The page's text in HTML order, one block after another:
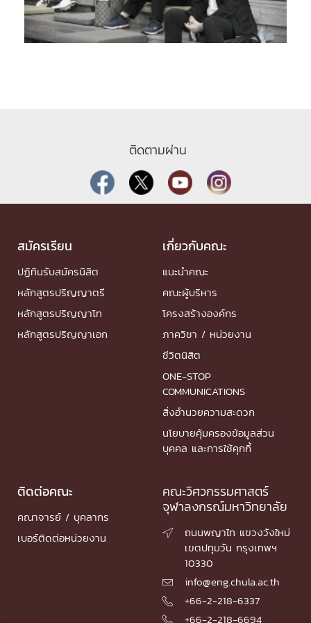
ติดตามผ่าน
สมัครเรียน
ปฏิทินรับสมัครนิสิต
หลักสูตรปริญญาตรี
หลักสูตรปริญญาโท
หลักสูตรปริญญาเอก
เกี่ยวกับคณะ
แนะนำคณะ
คณะผู้บริหาร
โครงสร้างองค์กร
ภาควิชา / หน่วยงาน
ชีวิตนิสิต
ONE-STOP
COMMUNICATIONS
สิ่งอำนวยความสะดวก
นโยบายคุ้มครองข้อมูลส่วน
บุคคล และการใช้คุกกี้
ติดต่อคณะ
คณาจารย์ / บุคลากร
เบอร์ติดต่อหน่วยงาน
คณะวิศวกรรมศาสตร์
จุฬาลงกรณ์มหาวิทยาลัย

ถนนพญาไท แขวงวังใหม่
เขตปทุมวัน กรุงเทพฯ
10330
 info@eng.chula.ac.th
 +66-2-218-6337
 +66-2-218-6694